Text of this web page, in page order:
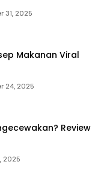
31, 2025
Makanan Viral
24, 2025
Review
2025